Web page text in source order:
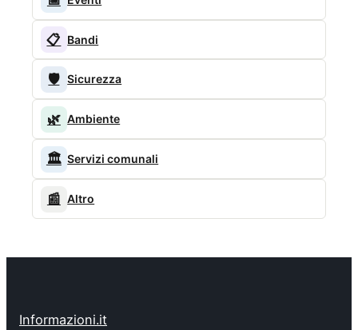
📋 Bandi
🛡️ Sicurezza
🌿 Ambiente
🏛️ Servizi comunali
📰 Altro
Informazioni.it